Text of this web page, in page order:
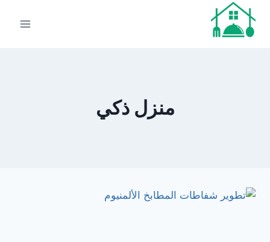
التجاوز
المحتوى
منزل ذكي